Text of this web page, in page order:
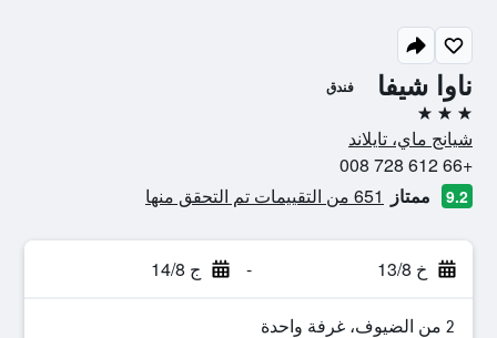
ناوا شيفا فندق
3 نجوم
شيانج ماي، تايلاند
+66 612 728 008
9.2 ممتاز 651 من التقييمات تم التحقق منها
خ 13/8 - ج 14/8
2 من الضيوف، غرفة واحدة